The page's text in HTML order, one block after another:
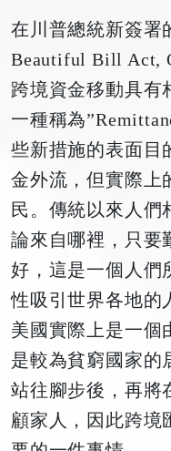
在川普總統新簽署
Beautiful Bill Act,
跨境資金移動具有
一種稱為
些新措施的表面目
金外流，但實際上
民。傳統以來人們
論來自哪裡，只要
好，這是一個人們
性吸引世界各地的
美國實際上是一個
是較為貧窮國家的
站往腳步後，再將
顧家人，因此跨境